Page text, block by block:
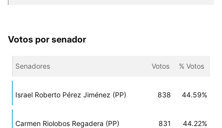
Votos por senador
Senadores Votos % Votos
Israel Roberto Pérez Jiménez (PP) 838 44.59%
Carmen Riolobos Regadera (PP) 831 44.22%